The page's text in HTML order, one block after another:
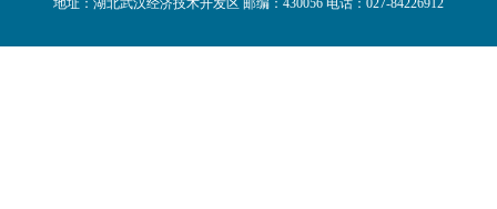
地址：湖北武汉经济技术开发区 邮编：430056 电话：027-84226912